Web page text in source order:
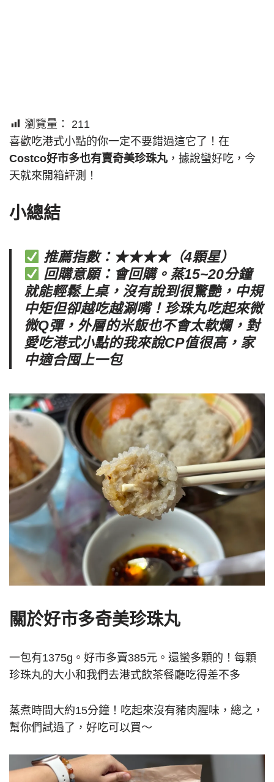
瀏覽量：
211
喜歡吃港式小點的你一定不要錯過這它了！在
Costco好市多也有賣奇美珍珠丸 ，據說蠻好吃，今
天就來開箱評測！
小總結
推薦指數：★★★★（4顆星）
回購意願：會回購。蒸15~20分鐘
就能輕鬆上桌，沒有說到很驚艷，中規
中矩但卻越吃越涮嘴！珍珠丸吃起來微
微Q彈，外層的米飯也不會太軟爛，對
愛吃港式小點的我來說CP值很高，家
中適合囤上一包
關於好市多奇美珍珠丸
一包有1375g。好市多賣385元。還蠻多顆的！每顆
珍珠丸的大小和我們去港式飲茶餐廳吃得差不多
蒸煮時間大約15分鐘！吃起來沒有豬肉腥味，總之，
幫你們試過了，好吃可以買～